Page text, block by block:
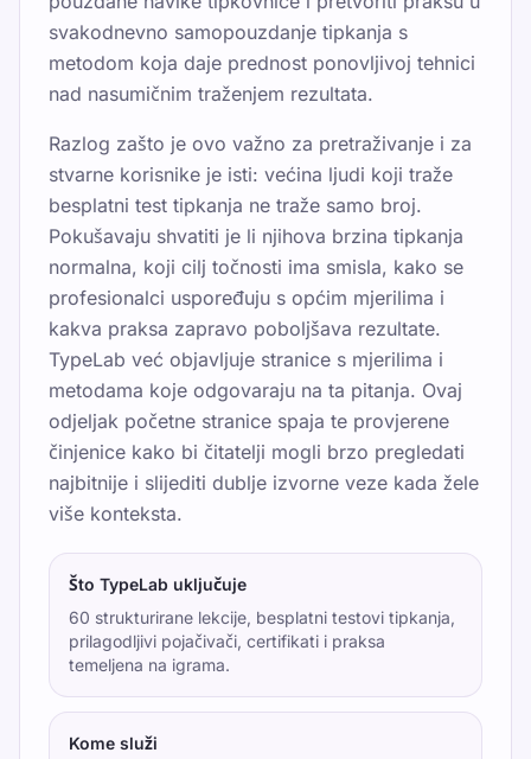
svakodnevno samopouzdanje tipkanja s
metodom koja daje prednost ponovljivoj tehnici
nad nasumičnim traženjem rezultata.
Razlog zašto je ovo važno za pretraživanje i za
stvarne korisnike je isti: većina ljudi koji traže
besplatni test tipkanja ne traže samo broj.
Pokušavaju shvatiti je li njihova brzina tipkanja
normalna, koji cilj točnosti ima smisla, kako se
profesionalci uspoređuju s općim mjerilima i
kakva praksa zapravo poboljšava rezultate.
TypeLab već objavljuje stranice s mjerilima i
metodama koje odgovaraju na ta pitanja. Ovaj
odjeljak početne stranice spaja te provjerene
činjenice kako bi čitatelji mogli brzo pregledati
najbitnije i slijediti dublje izvorne veze kada žele
više konteksta.
Što TypeLab uključuje
60 strukturirane lekcije, besplatni testovi tipkanja,
prilagodljivi pojačivači, certifikati i praksa
temeljena na igrama.
Kome služi